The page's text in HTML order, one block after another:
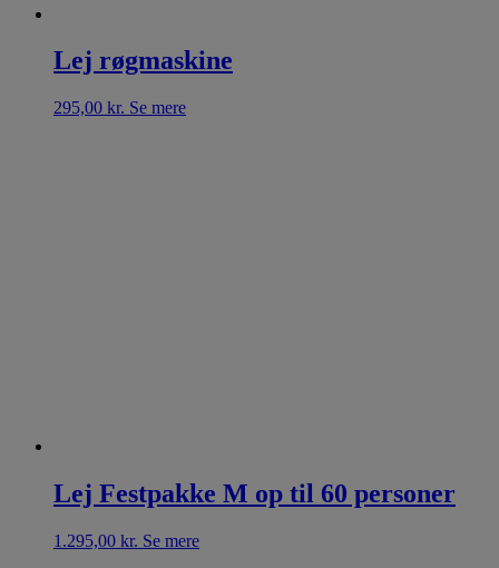
Lej røgmaskine
295,00 kr. Se mere
Lej Festpakke M op til 60 personer
1.295,00 kr. Se mere